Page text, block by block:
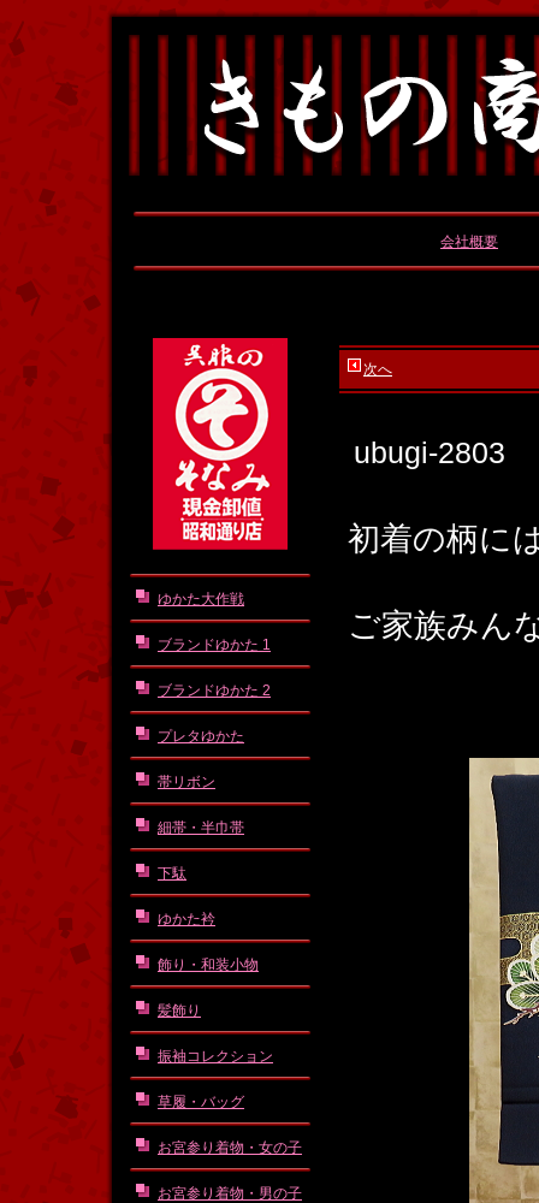
会社概要
ゆかた大作戦
ブランドゆかた 1
ブランドゆかた 2
プレタゆかた
帯リボン
細帯・半巾帯
下駄
ゆかた衿
飾り・和装小物
髪飾り
振袖コレクション
草履・バッグ
お宮参り着物・女の子
お宮参り着物・男の子
次へ
ubugi-2803
初着の柄に
ご家族みん